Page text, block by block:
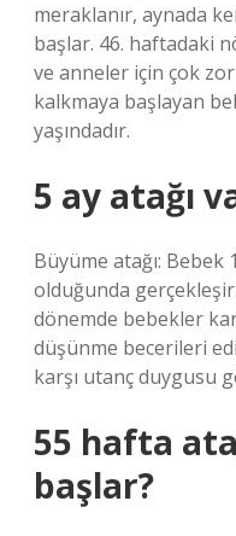
meraklanır, aynada
başlar. 46. haftadaki
ve anneler için çok
kalkmaya başlayan
yaşındadır.
5 ay atağı
Büyüme atağı: Bebek
olduğunda
dönemde bebekler
düşünme becerileri
karşı utanç duygusu
55 hafta
başlar?